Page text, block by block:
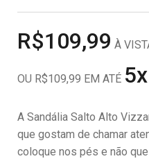
R$109,99 À
OU R$109,99 EM ATÉ
A Sandália Salto Alto
que gostam de chamar
coloque nos pés e não